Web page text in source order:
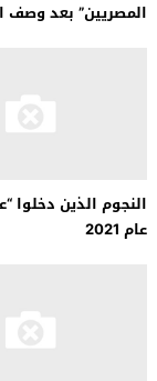
المصريين” بعد وصف
النجوم الذين دخلوا
عام 2021